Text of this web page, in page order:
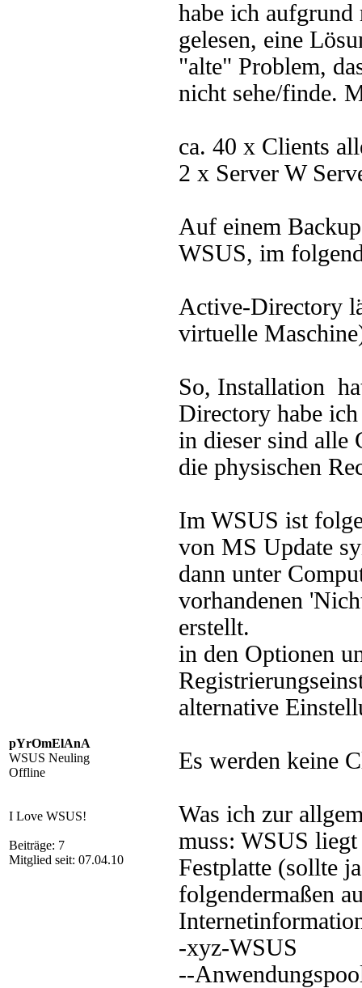
pYrOmElAnA
WSUS Neuling
Offline
I Love WSUS!
Beiträge: 7
Mitglied seit: 07.04.10
habe ich aufgrund
gelesen, eine
"alte" Problem,
nicht sehe/finde.
ca. 40 x Clients
2 x Server W
Auf einem
WSUS, im
Active-Directory
virtuelle
So, Installation
Directory habe
in dieser sind alle
die physischen
Im WSUS ist
von MS Update
dann unter
vorhandenen
erstellt.
in den Optionen
alternative
Es werden keine
Was ich zur
muss: WSUS
Festplatte (sollte
folgendermaßen
-xyz-WSUS
--